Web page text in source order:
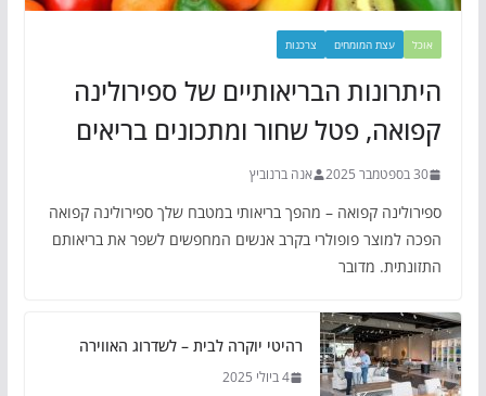
אוכל עצת המומחים צרכנות
היתרונות הבריאותיים של ספירולינה
קפואה, פטל שחור ומתכונים בריאים
30 בספטמבר 2025 אנה ברנוביץ
ספירולינה קפואה – מהפך בריאותי במטבח שלך ספירולינה קפואה
הפכה למוצר פופולרי בקרב אנשים המחפשים לשפר את בריאותם
התזונתית. מדובר
רהיטי יוקרה לבית – לשדרוג האווירה
4 ביולי 2025